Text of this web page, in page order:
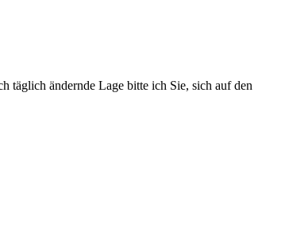
täglich ändernde Lage bitte ich Sie, sich auf den